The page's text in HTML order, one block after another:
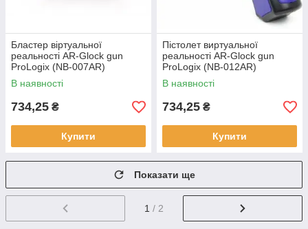
Бластер віртуальної
реальності AR-Glock gun
ProLogix (NB-007AR)
В наявності
734,25 ₴
Купити
Пістолет виртуальної
реальності AR-Glock gun
ProLogix (NB-012AR)
В наявності
734,25 ₴
Купити
Показати ще
1 / 2